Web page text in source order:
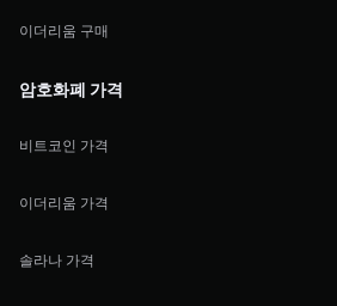
이더리움 구매
암호화폐 가격
비트코인 가격
이더리움 가격
솔라나 가격